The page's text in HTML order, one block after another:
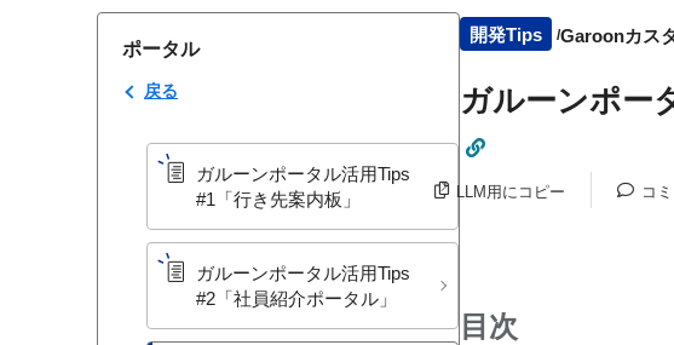
ポータル
戻る
ガルーンポータル活用Tips
#1​「行き先案内板」
ガルーンポータル活用Tips
#2​「社員紹介ポータル」
開発Tips Garoonカス
ガルーンポー
LLM用にコピー コ
目次